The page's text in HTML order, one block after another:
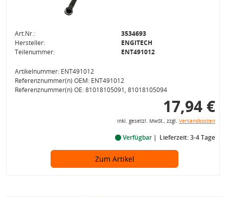
Art.Nr.:
3534693
Hersteller:
ENGITECH
Teilenummer:
ENT491012
Artikelnummer: ENT491012
Referenznummer(n) OEM: ENT491012
Referenznummer(n) OE: 81018105091, 81018105094
17,94 €
inkl. gesetzl. MwSt., zzgl. Versandkosten
Verfügbar Lieferzeit: 3-4 Tage
Zum Artikel